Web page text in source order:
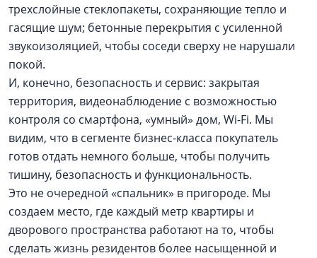
трехслойные стеклопакеты, сохраняющие тепло и
гасящие шум; бетонные перекрытия с усиленной
звукоизоляцией, чтобы соседи сверху не нарушали
покой.
И, конечно, безопасность и сервис: закрытая
территория, видеонаблюдение с возможностью
контроля со смартфона, «умный» дом, Wi-Fi. Мы
видим, что в сегменте бизнес-класса покупатель
готов отдать немного больше, чтобы получить
тишину, безопасность и функциональность.
Это не очередной «спальник» в пригороде. Мы
создаем место, где каждый метр квартиры и
дворового пространства работают на то, чтобы
сделать жизнь резидентов более насыщенной и